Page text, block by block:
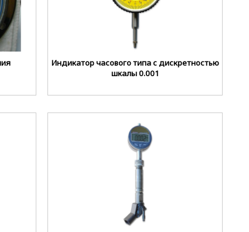
Индикатор часового типа с дискретностью
шкалы 0.001